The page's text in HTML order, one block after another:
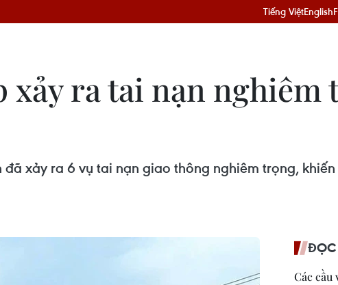
Tiếng ViệtEnglish
ra tai nạn nghiêm
xảy ra 6 vụ tai nạn giao thông nghiêm trọng,
ĐỌC
Các cầu